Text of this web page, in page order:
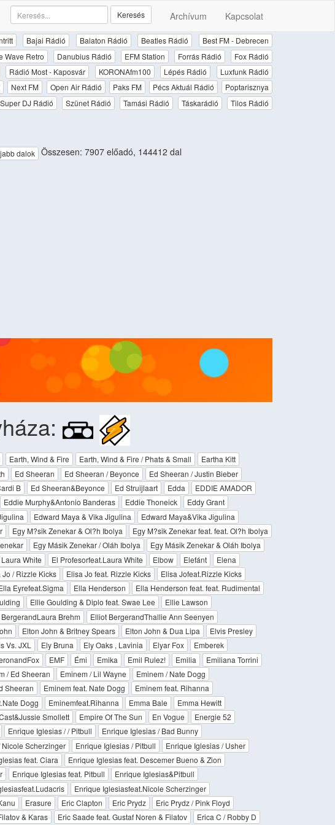
Archívum Kapcsolat
Keresés
Bajai Rádió Balaton Rádió Beatles Rádió
Best FM - Debrecen
Wave Retro Danubius Rádió EFM Station Forrás Rádió
Fox Rádió
Rádió Most - Kaposvár KORONAfm100 Lépés Rádió
Luxfunk Rádió
Next FM Open Air Rádió Paks FM Pécs Aktuál Rádió
Poptarisznya
Super DJ Rádió Szünet Rádió Tamási Rádió Táskarádió
Tilos Rádió
dalok Összesen: 7907 előadó, 144412 dal
Earth, Wind & Fire Earth, Wind & Fire / Phats & Small
Eartha Kitt
Ed Sheeran Ed Sheeran / Beyonce
Ed Sheeran / Justin Bieber
B Ed Sheeran&Beyonce Ed Struijlaart Edda
EDDIE AMADOR
Eddie Murphy&Antonio Banderas Eddie Thoneick
Eddy Grant
Edward Maya & Vika Jigulina
Edward Maya&Vika Jigulina
Egy M?sik Zenekar & Ol?h Ibolya
Egy M?sik Zenekar feat. feat. Ol?h Ibolya
Egy Másik Zenekar / Oláh Ibolya
Egy Másik Zenekar & Oláh Ibolya
White El Profesorfeat.Laura White Elbow Elefánt
Elena
Jo / Rizzle Kicks Elisa Jo feat. Rizzle Kicks
Elisa Jofeat.Rizzle Kicks
Eyrefeat.Sigma Ella Henderson
Ella Henderson feat. feat. Rudimental
Ellie Goulding & Diplo feat. Swae Lee
Ellie Lawson
Brehm
Elliot BergerandThallie Ann Seenyen
Elton John & Britney Spears Elton John & Dua Lipa
Elvis Presley
Vs. JXL Ely Bruna Ely Oaks , Lavinia Elyar Fox
Emberek
EMF Émi Emika Emil Rulez! Emilia
Emiliana Torrini
/ Ed Sheeran Eminem / Lil Wayne
Eminem / Nate Dogg
Sheeran Eminem feat. Nate Dogg
Eminem feat. Rihanna
Dogg Eminemfeat.Rihanna Emma Bale
Emma Hewitt
Smollett Empire Of The Sun En Vogue
Energie 52
Enrique Iglesias / / Pitbull
Enrique Iglesias / Bad Bunny
Scherzinger Enrique Iglesias / Pitbull
Enrique Iglesias / Usher
feat. Ciara
Enrique Iglesias feat. Descemer Bueno & Zion
Enrique Iglesias feat. Pitbull
Enrique Iglesias&Pitbull
Enrique Iglesiasfeat.Nicole Scherzinger
Erasure Eric Clapton Eric Prydz
Eric Prydz / Pink Floyd
& Karas Eric Saade feat. Gustaf Noren & Filatov Erica C / Robby D